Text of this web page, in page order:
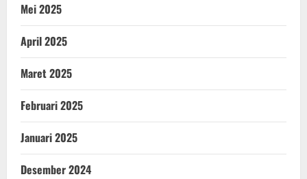
Mei 2025
April 2025
Maret 2025
Februari 2025
Januari 2025
Desember 2024